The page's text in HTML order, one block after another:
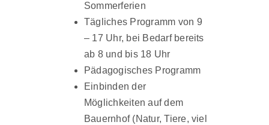
Sommerferien
Tägliches Programm von 9
– 17 Uhr, bei Bedarf bereits
ab 8 und bis 18 Uhr
Pädagogisches Programm
Einbinden der
Möglichkeiten auf dem
Bauernhof (Natur, Tiere, viel